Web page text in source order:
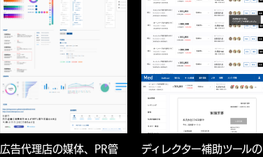
広告代理店の媒体、PR管
ディレクター補助ツールの